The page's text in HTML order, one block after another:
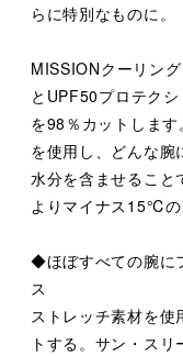
らに特別なものに。
MISSIONクーリン
とUPF50プロテク
を98％カットしま
を使用し、どんな腕
水分を含ませること
よりマイナス15℃の
◆ほぼすべての腕に
ス
ストレッチ素材を使
トする。サン・ス